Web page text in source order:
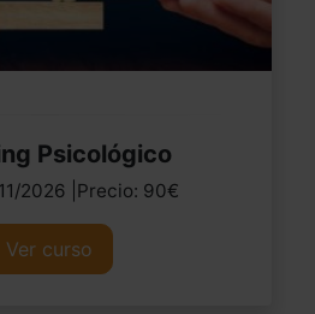
Psicológico
2026 |Precio: 90€
Ver curso